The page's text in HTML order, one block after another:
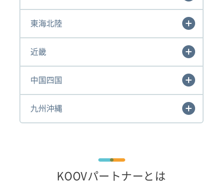
東海北陸
近畿
中国四国
九州沖縄
KOOVパートナーとは